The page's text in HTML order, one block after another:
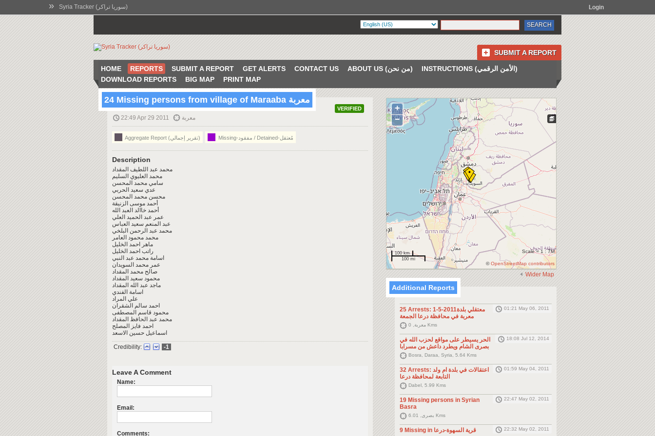
» Syria Tracker (سوريا تراكر) Login
SUBMIT A REPORT
HOME REPORTS SUBMIT A REPORT GET ALERTS CONTACT US ABOUT US (من نحن)
INSTRUCTIONS (الأمن الرقمي)
DOWNLOAD REPORTS
BIG MAP PRINT MAP
VERIFIED
24 Missing persons from village of Maraaba معربة
22:49 Apr 29 2011 معربة
Aggregate Report (تقرير إجمالي) Missing-مفقود / Detained-مُعتقل
Description
محمد عبد اللطيف المقداد
محمد العليوي السليم
سامي محمد المحسن
عدي سعيد الحربي
محسن محمد المحسن
أحمد موسى الزنيقة
أحمد خاالد العبد الله
عمر عبد الحميد العلي
عبد المنعم سعيد العباس
محمد عبد الرحمن البلخي
محمد محمود العامر
ماهر احمد الخليل
راتب احمد الخليل
اسامة محمد عبد النبي
عمر محمد السويدان
صالح محمد المقداد
محمود سعيد المقداد
ماجد عبد الله المقداد
اسامة الفندي
علي المراد
احمد سالم الشقران
محمود قاسم المصطفى
محمد عبد الحافظ المقداد
احمد فايز المصلح
اسماعيل حسين الاسعد
Credibility: -1
Leave A Comment
Name:
Email:
Comments:
+
−
100 km
100 mi
Scale = 1 : 7M
©OpenStreetMap contributors
Wider Map
Additional Reports
25 Arrests: 1-5-2011معتقلي بلدة
معربة في محافظة درعا الجمعة
01:21 May 06, 2011
معربة, 0 Kms
الحر يسيطر على مواقع لحزب الله في
بصرى الشام ويطرد داعش من مسرابا
18:08 Jul 12, 2014
Bosra, Daraa, Syria, 5.64 Kms
32 Arrests: اعتقالات في بلدة ام ولد
التابعة لمحافظة درعا
01:59 May 04, 2011
Dabel, 5.99 Kms
19 Missing persons in Syrian
Basra
22:47 May 02, 2011
بصرى, 6.01 Kms
9 Missing in قرية السهوة-درعا 22:32 May 02, 2011